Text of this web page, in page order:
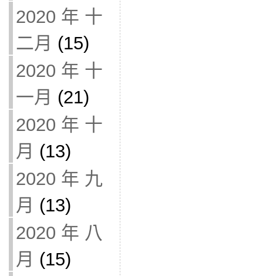
2020 年 十
二月 (15)
2020 年 十
一月 (21)
2020 年 十
月 (13)
2020 年 九
月 (13)
2020 年 八
月 (15)